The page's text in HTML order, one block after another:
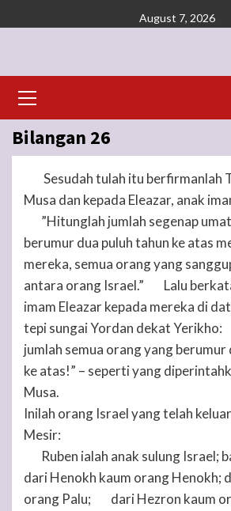
to
August 7, 2026
Menu
Bilangan 26
Sesudah tulah itu berfirmanlah
Musa dan kepada Eleazar, anak
”Hitunglah jumlah segenap
berumur dua puluh tahun ke atas
mereka, semua orang yang
antara orang Israel.”
Lalu
imam Eleazar kepada mereka di
tepi sungai Yordan dekat Yerikho:
jumlah semua orang yang berumur
ke atas!” – seperti yang
Musa.
Inilah orang Israel yang telah
Mesir:
Ruben ialah anak sulung Israel;
dari Henokh kaum orang Henokh;
orang Palu;
dari Hezron kaum